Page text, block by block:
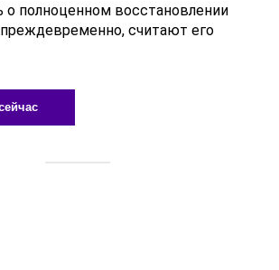
о полноценном восстановлении
считают его